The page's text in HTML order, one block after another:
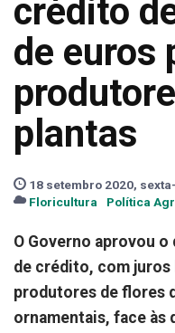
crédito
de euros
plantas
18 setembro 2020,
Floricultura
Política
O Governo aprovou
de crédito, com
produtores de flores
ornamentais, face às